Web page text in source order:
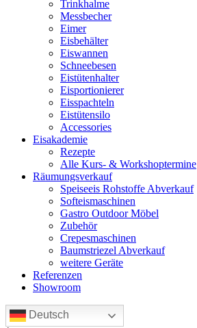
Trinkhalme
Messbecher
Eimer
Eisbehälter
Eiswannen
Schneebesen
Eistütenhalter
Eisportionierer
Eisspachteln
Eistütensilo
Accessories
Eisakademie
Rezepte
Alle Kurs- & Workshoptermine
Räumungsverkauf
Speiseeis Rohstoffe Abverkauf
Softeismaschinen
Gastro Outdoor Möbel
Zubehör
Crepesmaschinen
Baumstriezel Abverkauf
weitere Geräte
Referenzen
Showroom
Deutsch